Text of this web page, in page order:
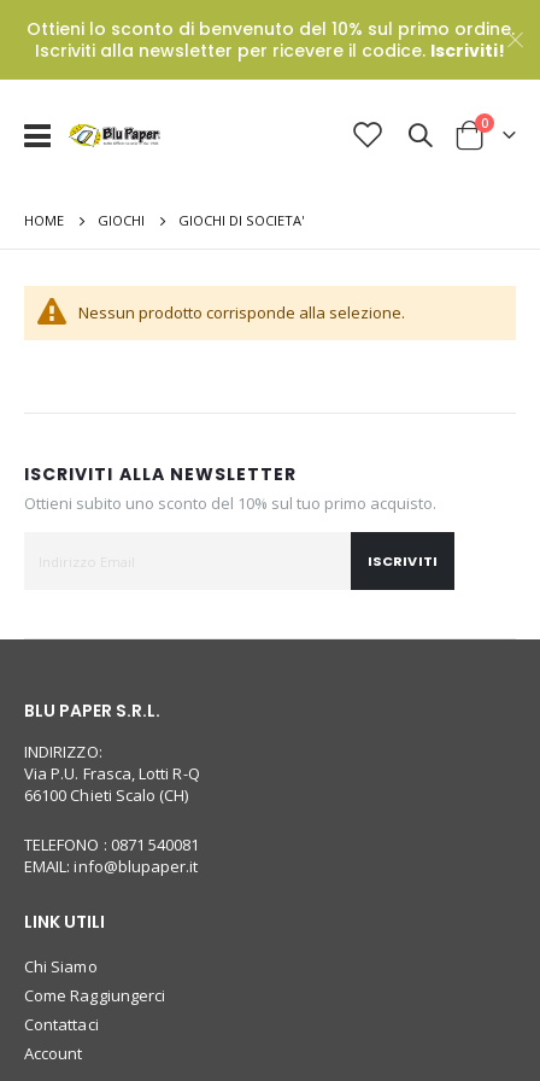
Ottieni lo sconto di benvenuto del 10% sul primo ordine.
Iscriviti alla newsletter per ricevere il codice. Iscriviti!
Toggle
Cart
0Prodotti
HOME GIOCHI GIOCHI DI SOCIETA'
Nessun prodotto corrisponde alla selezione.
ISCRIVITI ALLA NEWSLETTER
Ottieni subito uno sconto del 10% sul tuo primo acquisto.
ISCRIVITI
BLU PAPER S.R.L.
INDIRIZZO:
Via P.U. Frasca, Lotti R-Q
66100 Chieti Scalo (CH)
TELEFONO : 0871 540081
EMAIL:info@blupaper.it
LINK UTILI
Chi Siamo
Come Raggiungerci
Contattaci
Account